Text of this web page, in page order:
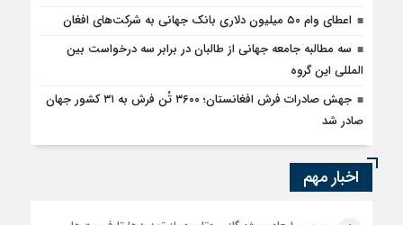
اعطای وام ۵۰ میلیون دلاری بانک جهانی به شرکت‌های افغان
سه مطالبه جامعه جهانی از طالبان در برابر سه درخواست بین
المللی این گروه
جهش صادرات فرش افغانستان؛ ۳۶۰۰ تُن فرش به ۳۱ کشور جهان
صادر شد
اخبار مهم